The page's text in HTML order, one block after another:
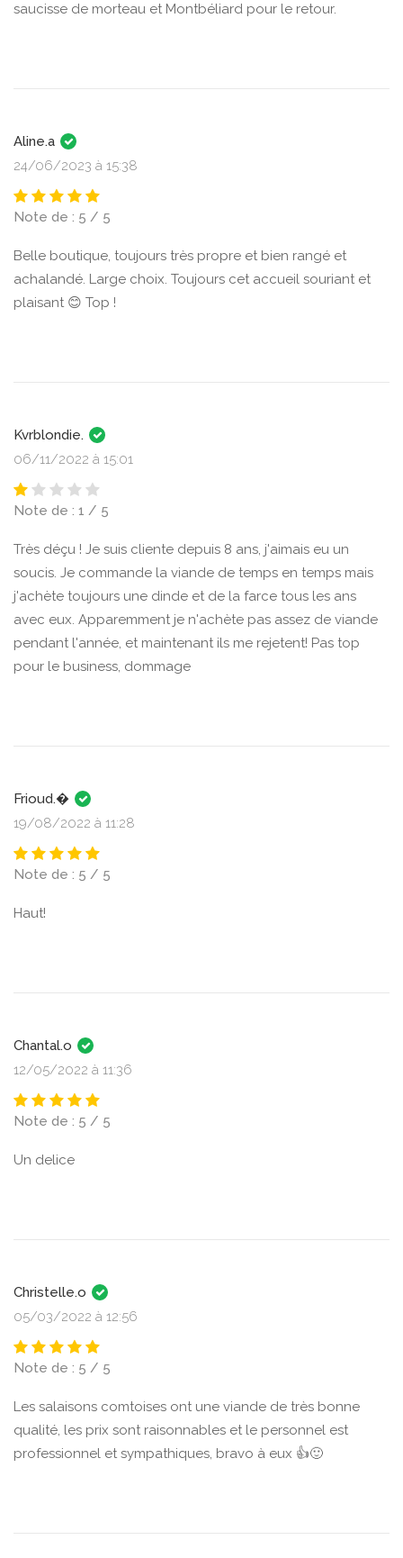
saucisse de morteau et Montbéliard pour le retour.
Aline.a
24/06/2023 à 15:38
Note de : 5 / 5
Belle boutique, toujours très propre et bien rangé et
achalandé. Large choix. Toujours cet accueil souriant et
plaisant 😊 Top !
Kvrblondie.
06/11/2022 à 15:01
Note de : 1 / 5
Très déçu ! Je suis cliente depuis 8 ans, j'aimais eu un
soucis. Je commande la viande de temps en temps mais
j'achète toujours une dinde et de la farce tous les ans
avec eux. Apparemment je n'achète pas assez de viande
pendant l'année, et maintenant ils me rejetent! Pas top
pour le business, dommage
Frioud.�
19/08/2022 à 11:28
Note de : 5 / 5
Haut!
Chantal.o
12/05/2022 à 11:36
Note de : 5 / 5
Un delice
Christelle.o
05/03/2022 à 12:56
Note de : 5 / 5
Les salaisons comtoises ont une viande de très bonne
qualité, les prix sont raisonnables et le personnel est
professionnel et sympathiques, bravo à eux 👍🙂